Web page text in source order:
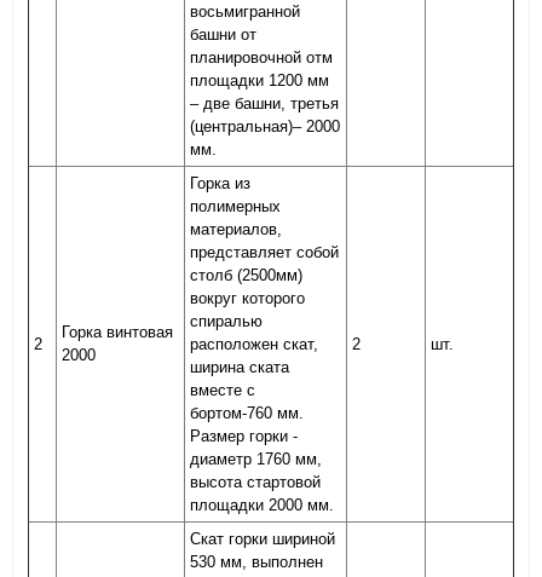
восьмигранной
башни от
планировочной отм
площадки 1200 мм
– две башни, третья
(центральная)– 2000
мм.
2
Горка винтовая
2000
Горка из
полимерных
материалов,
представляет собой
столб (2500мм)
вокруг которого
спиралью
расположен скат,
ширина ската
вместе с
бортом-760 мм.
Размер горки -
диаметр 1760 мм,
высота стартовой
площадки 2000 мм.
2 шт.
Скат горки шириной
530 мм, выполнен